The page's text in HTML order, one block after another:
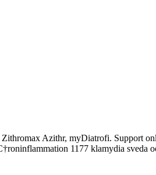
Azithr, myDiatrofi. Support
1177 klamydia sveda